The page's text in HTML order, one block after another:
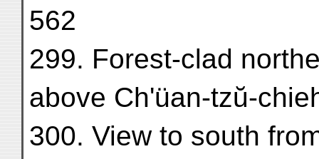
562
299. Forest-clad
above Ch'üan-tzŭ-
300. View to south